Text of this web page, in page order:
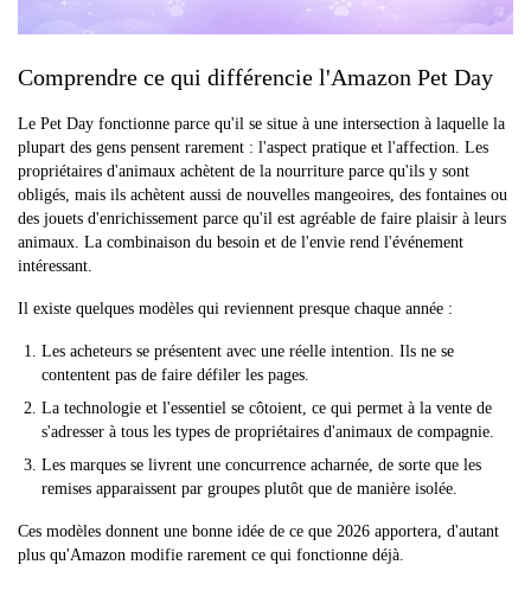
Comprendre ce qui différencie l'Amazon Pet Day
Le Pet Day fonctionne parce qu'il se situe à une intersection à laquelle la
plupart des gens pensent rarement : l'aspect pratique et l'affection. Les
propriétaires d'animaux achètent de la nourriture parce qu'ils y sont
obligés, mais ils achètent aussi de nouvelles mangeoires, des fontaines ou
des jouets d'enrichissement parce qu'il est agréable de faire plaisir à leurs
animaux. La combinaison du besoin et de l'envie rend l'événement
intéressant.
Il existe quelques modèles qui reviennent presque chaque année :
Les acheteurs se présentent avec une réelle intention. Ils ne se
contentent pas de faire défiler les pages.
La technologie et l'essentiel se côtoient, ce qui permet à la vente de
s'adresser à tous les types de propriétaires d'animaux de compagnie.
Les marques se livrent une concurrence acharnée, de sorte que les
remises apparaissent par groupes plutôt que de manière isolée.
Ces modèles donnent une bonne idée de ce que 2026 apportera, d'autant
plus qu'Amazon modifie rarement ce qui fonctionne déjà.